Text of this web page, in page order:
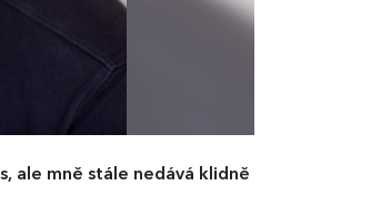
ale mně stále nedává klidně